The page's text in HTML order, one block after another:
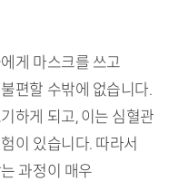
게 마스크를 쓰고
편할 수밖에 없습니다.
하게 되고, 이는 심혈관
이 있습니다. 따라서
과정이 매우